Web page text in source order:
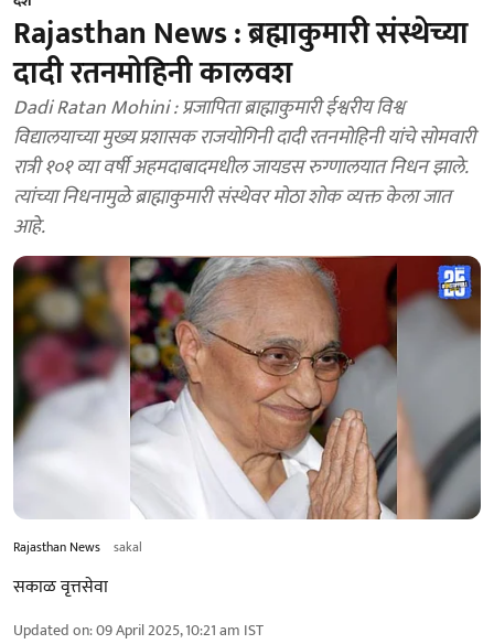
Rajasthan News : ब्रह्माकुमारी संस्थेच्या
दादी रतनमोहिनी कालवश
Dadi Ratan Mohini : प्रजापिता ब्राह्माकुमारी ईश्वरीय विश्व
विद्यालयाच्या मुख्य प्रशासक राजयोगिनी दादी रतनमोहिनी यांचे सोमवारी
रात्री १०१ व्या वर्षी अहमदाबादमधील जायडस रुग्णालयात निधन झाले.
त्यांच्या निधनामुळे ब्राह्माकुमारी संस्थेवर मोठा शोक व्यक्त केला जात
आहे.
Rajasthan News sakal
सकाळ वृत्तसेवा
Updated on:09 April 2025, 10:21 am IST